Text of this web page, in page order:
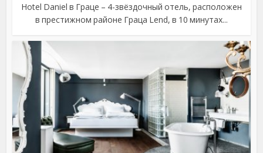
Hotel Daniel в Граце – 4-звёздочный отель, расположен
в престижном районе Граца Lend, в 10 минутах...